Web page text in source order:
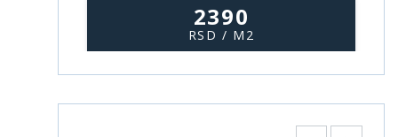
2390
RSD / M2